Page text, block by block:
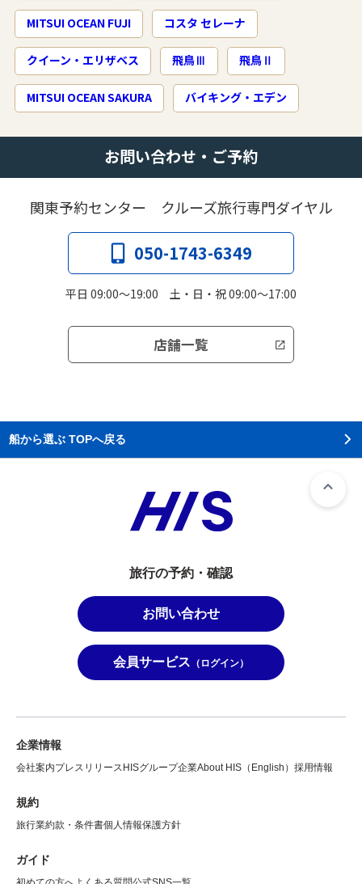
MITSUI OCEAN FUJI コスタ セレーナ
クイーン・エリザベス 飛鳥Ⅲ 飛鳥Ⅱ
MITSUI OCEAN SAKURA バイキング・エデン
お問い合わせ・ご予約
関東予約センター クルーズ旅行専門ダイヤル
050-1743-6349
平日 09:00～19:00 土・日・祝 09:00～17:00
店舗一覧
船から選ぶ TOPへ戻る
旅行の予約・確認
お問い合わせ
会員サービス （ログイン）
企業情報
会社案内プレスリリース HISグループ企業About HIS（English） 採用情報
規約
旅行業約款・条件書個人情報保護方針
ガイド